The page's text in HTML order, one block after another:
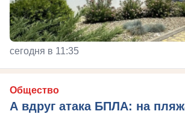
сегодня в 11:35
Общество
А вдруг атака БПЛА: на